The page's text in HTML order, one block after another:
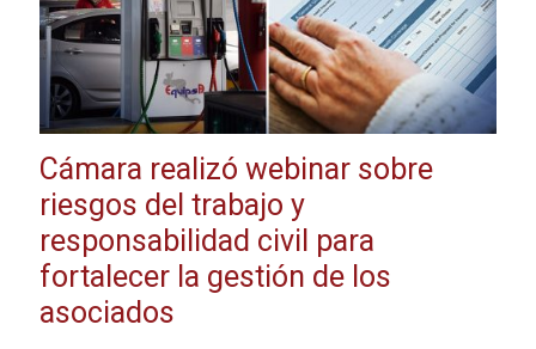
Cámara realizó webinar sobre
riesgos del trabajo y
responsabilidad civil para
fortalecer la gestión de los
asociados